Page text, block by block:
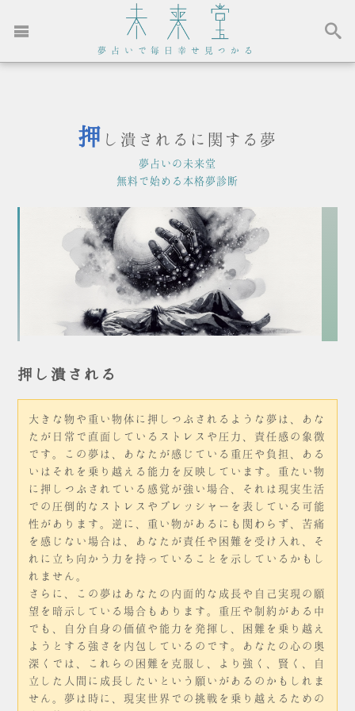
夢占いで毎日幸せ見つかる
押 し潰されるに関する夢
夢占いの未来堂
無料で始める本格夢診断
押し潰される
大きな物や重い物体に押しつぶされるような夢は、あな
たが日常で直面しているストレスや圧力、責任感の象徴
です。この夢は、あなたが感じている重圧や負担、ある
いはそれを乗り越える能力を反映しています。重たい物
に押しつぶされている感覚が強い場合、それは現実生活
での圧倒的なストレスやプレッシャーを表している可能
性があります。逆に、重い物があるにも関わらず、苦痛
を感じない場合は、あなたが責任や困難を受け入れ、そ
れに立ち向かう力を持っていることを示しているかもし
れません。
さらに、この夢はあなたの内面的な成長や自己実現の願
望を暗示している場合もあります。重圧や制約がある中
でも、自分自身の価値や能力を発揮し、困難を乗り越え
ようとする強さを内包しているのです。あなたの心の奥
深くでは、これらの困難を克服し、より強く、賢く、自
立した人間に成長したいという願いがあるのかもしれま
せん。夢は時に、現実世界での挑戦を乗り越えるための